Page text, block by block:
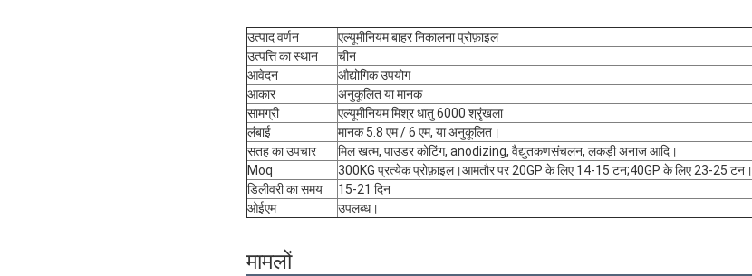
उत्पाद वर्णन
एल्यूमीनियम बाहर निकालना प्रोफ़ाइल
उत्पत्ति का स्थान
चीन
आवेदन
औद्योगिक उपयोग
आकार
अनुकूलित या मानक
सामग्री
एल्यूमीनियम मिश्र धातु 6000 श्रृंखला
लंबाई
मानक 5.8 एम / 6 एम, या अनुकूलित।
सतह का उपचार
मिल खत्म, पाउडर कोटिंग, anodizing, वैद्युतकणसंचलन, लकड़ी अनाज आदि।
Moq
300KG प्रत्येक प्रोफ़ाइल।आमतौर पर 20GP के लिए 14-15 टन;40GP के लिए 23-25 ​​टन।
डिलीवरी का समय
15-21 दिन
ओईएम
उपलब्ध।
मामलों